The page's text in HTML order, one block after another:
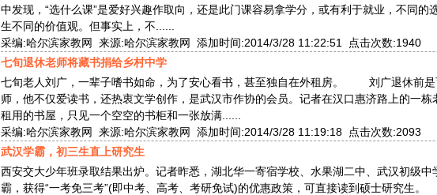
中发现，“选什么课”是爱好兴趣作取向，还是此门课容易拿学分，或有利于就业，不同的
生不同的价值观。但事实上，不......
采编:哈尔滨家教网 来源:哈尔滨家教网 添加时间:2014/3/28 11:22:51 点击次数:1940
七旬退休老师将藏书捐给乡村中学
七旬老人刘广，一辈子嗜书如命，为了安心看书，甚至独自在外租房。 刘广退休前是
师，他不仅爱读书，还热衷文学创作，是武汉市作协的会员。记者在汉口惠济路上的一栋
租用的书屋，只见一个空空的书柜和一张放满......
采编:哈尔滨家教网 来源:哈尔滨家教网 添加时间:2014/3/28 11:19:18 点击次数:2093
武汉学霸，初三生直上研究生
西安交大少年班录取结果出炉。记者昨悉，湖北华一寄宿学校、水果湖二中、武汉初级中
霸，获得“一考免三考”(即中考、高考、考研免试)的优惠政策，可直接读到硕士研究